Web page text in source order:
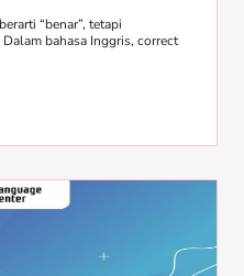
“benar”, tetapi
bahasa Inggris, correct